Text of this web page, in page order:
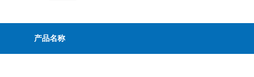
产品名称